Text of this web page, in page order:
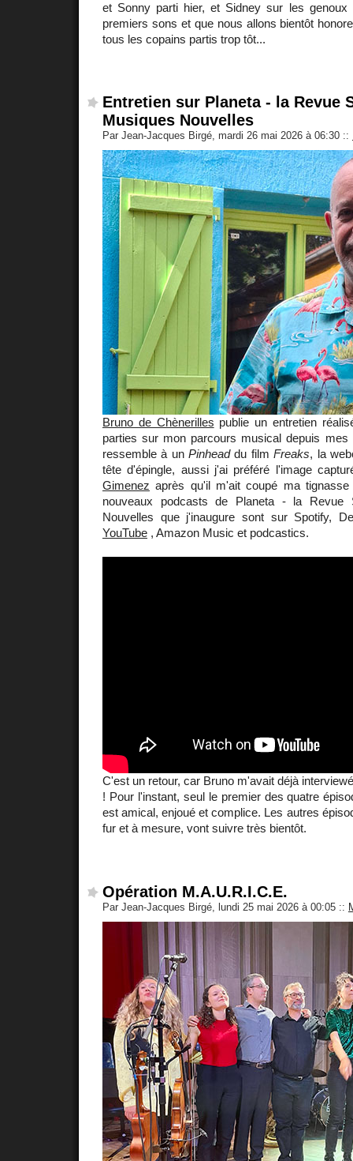
et Sonny parti hier, et Sidney sur les
premiers sons et que nous allons bientôt
tous les copains partis trop tôt...
Entretien sur Planeta - la Revue
Musiques Nouvelles
Par Jean-Jacques Birgé, mardi 26 mai 2026 à 06:30 ::
Bruno de Chènerilles publie un entretien
parties sur mon parcours musical depuis
ressemble à unPinheaddu filmFreaks, la
tête d'épingle, aussi j'ai préféré l'image
Gimenez après qu'il m'ait coupé ma
nouveaux podcasts de Planeta - la Revue
Nouvelles que j'inaugure sont sur Spotify,
YouTube , Amazon Music et podcastics.
C'est un retour, car Bruno m'avait déjà
! Pour l'instant, seul le premier des quatre
est amical, enjoué et complice. Les autres
fur et à mesure, vont suivre très bientôt.
Opération M.A.U.R.I.C.E.
Par Jean-Jacques Birgé, lundi 25 mai 2026 à 00:05 ::